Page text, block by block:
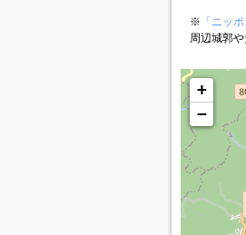
※ 「ニッ
周辺城郭
+
−